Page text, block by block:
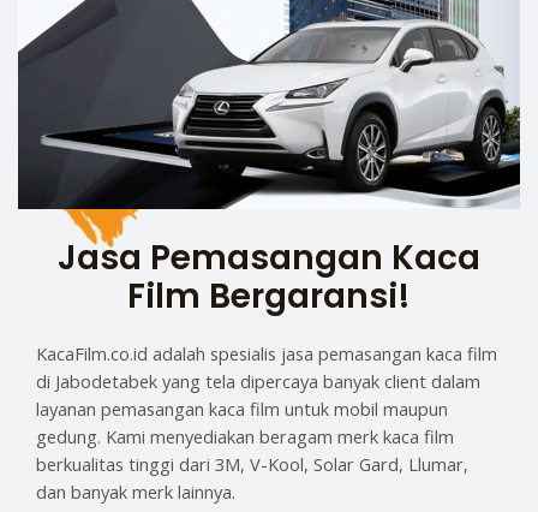
Jasa Pemasangan Kaca
Film Bergaransi!
KacaFilm.co.id adalah spesialis jasa pemasangan kaca film
di Jabodetabek yang tela dipercaya banyak client dalam
layanan pemasangan kaca film untuk mobil maupun
gedung. Kami menyediakan beragam merk kaca film
berkualitas tinggi dari 3M, V-Kool, Solar Gard, Llumar,
dan banyak merk lainnya.